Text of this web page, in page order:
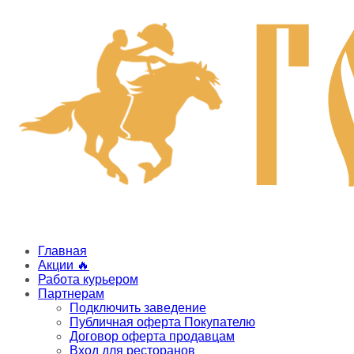
Главная
Акции 🔥
Работа курьером
Партнерам
Подключить заведение
Публичная оферта Покупателю
Договор оферта продавцам
Вход для ресторанов